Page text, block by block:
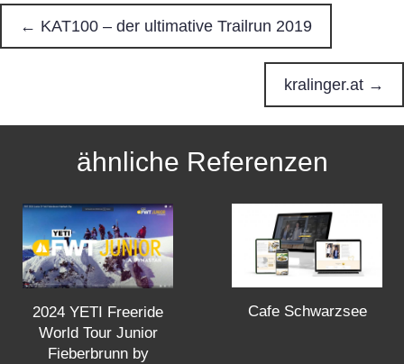
P
s
← KAT100 – der ultimative Trailrun 2019
kralinger.at →
ähnliche Referenzen
2024 YETI Freeride
World Tour Junior
Fieberbrunn by
Cafe Schwarzsee